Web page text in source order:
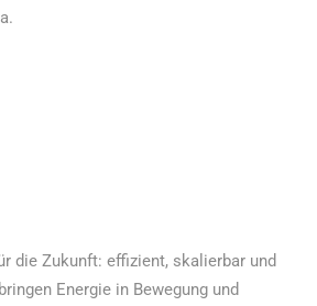
die Zukunft: effizient, skalierbar und
Energie in Bewegung und